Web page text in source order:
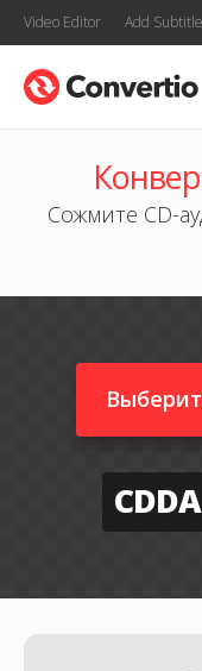
Video Editor Add
Сожмите CD-
CDDA